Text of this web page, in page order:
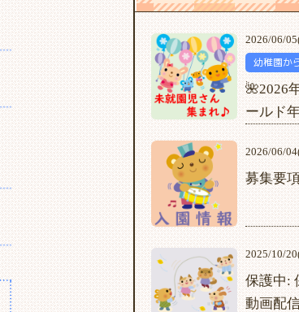
2026/06/
幼稚園か
🌺2026
ールド
2026/06/
募集要
2025/10/
保護中:
動画配